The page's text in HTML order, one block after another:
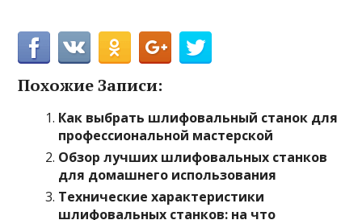
Похожие Записи:
Как выбрать шлифовальный станок для
профессиональной мастерской
Обзор лучших шлифовальных станков
для домашнего использования
Технические характеристики
шлифовальных станков: на что